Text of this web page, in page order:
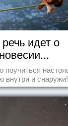
идет о
поучиться
внутри и снаружи!